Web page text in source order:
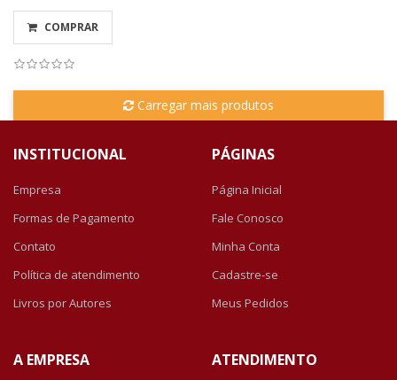
COMPRAR
Carregar mais produtos
INSTITUCIONAL
Empresa
Formas de Pagamento
Contato
Política de atendimento
Livros por Autores
PÁGINAS
Página Inicial
Fale Conosco
Minha Conta
Cadastre-se
Meus Pedidos
A EMPRESA ATENDIMENTO